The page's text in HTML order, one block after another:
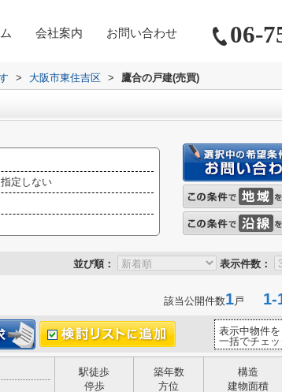
会社案内 お問い合わせ 06-
> 大阪市東住吉区 > 鷹合の戸建(売買)
指定しない
並び順： 表示件数：
該当公開件数1戸 1-
表示中物件を
一括でチェ
駅徒歩
停歩
築年数
方位
構造
建物面積